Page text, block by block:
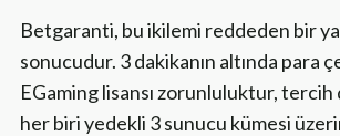
Betgaranti, bu ikilemi reddeden bir
sonucudur. 3 dakikanın altında para
EGaming lisansı zorunluluktur, tercih
her biri yedekli 3 sunucu kümesi